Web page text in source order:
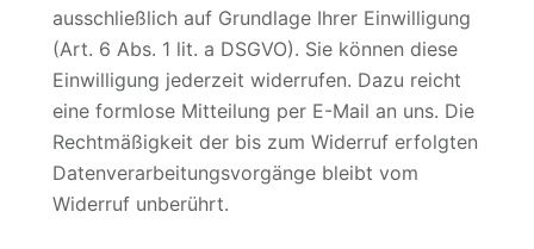
ausschließlich auf Grundlage Ihrer Einwilligung
(Art. 6 Abs. 1 lit. a DSGVO). Sie können diese
Einwilligung jederzeit widerrufen. Dazu reicht
eine formlose Mitteilung per E-Mail an uns. Die
Rechtmäßigkeit der bis zum Widerruf erfolgten
Datenverarbeitungsvorgänge bleibt vom
Widerruf unberührt.